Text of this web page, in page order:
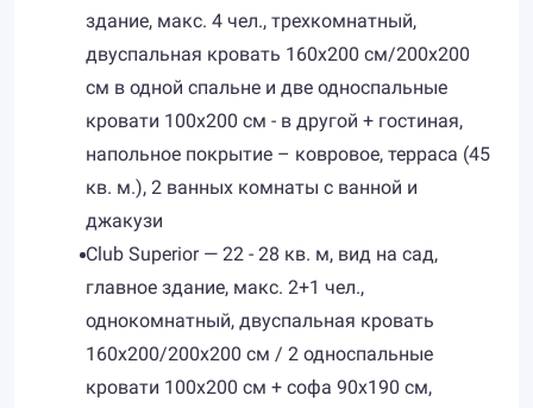
здание, макс. 4 чел., трехкомнатный,
двуспальная кровать 160х200 см/200х200
см в одной спальне и две односпальные
кровати 100х200 см - в другой + гостиная,
напольное покрытие – ковровое, терраса (45
кв. м.), 2 ванных комнаты с ванной и
джакузи
Club Superior — 22 - 28 кв. м, вид на сад,
главное здание, макс. 2+1 чел.,
однокомнатный, двуспальная кровать
160х200/200х200 см / 2 односпальные
кровати 100х200 см + софа 90х190 см,